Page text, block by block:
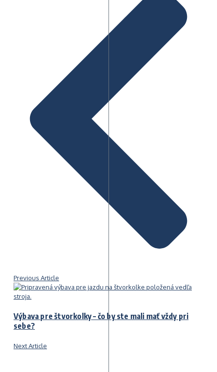
Previous Article
Výbava pre štvorkolky – čo by ste mali mať vždy pri
sebe?
Next Article